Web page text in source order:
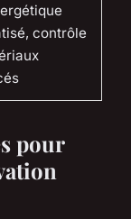
contrôle
pour